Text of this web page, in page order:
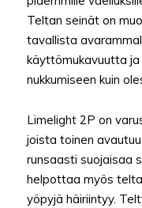
Teltan seinät on
tavallista
käyttömukavuutta
nukkumiseen kuin
Limelight 2P on
joista toinen
runsaasti suojaisaa
helpottaa myös
yöpyjä häiriintyy.